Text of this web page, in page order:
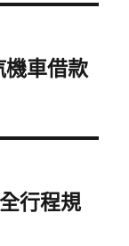
機車借款
行程規